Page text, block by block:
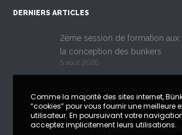
DERNIERS ARTICLES
2ème session de formation
la conception des bunkers
5 août 2026
29 juillet 2026
Existe t-il un paratonnerre
Comme la majorité des sites internet,
“cookies” pour vous fournir une meilleure
utilisateur. En poursuivant votre
acceptez implicitement leurs utilisations.